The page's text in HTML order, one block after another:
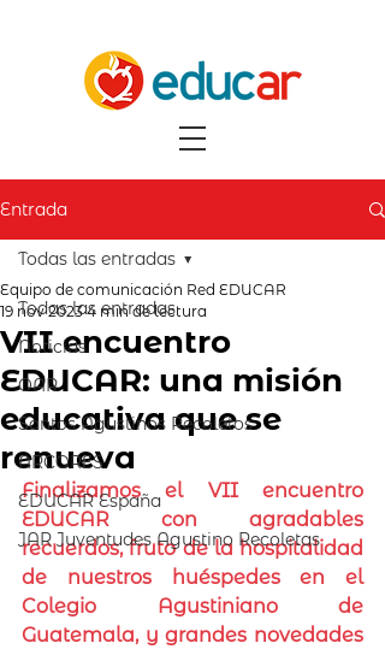
Entrada
Todas las entradas
Noticias
OAR
Santos Agustinos Recoletos
ARCORES
EDUCAR España
JAR Juventudes Agustino Recoletas
Todas las entradas
VII encuentro
EDUCAR: una misión
educativa que se
renueva
Equipo de comunicación Red EDUCAR
19 nov 2023 4 min de lectura
Finalizamos el VII encuentro
EDUCAR con agradables
recuerdos, fruto de la hospitalidad
de nuestros huéspedes en el
Colegio Agustiniano de
Guatemala, y grandes novedades